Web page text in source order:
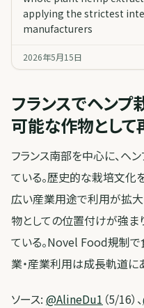
applying the strictest
manufacturers
2026年5月15日
フランスでヘン
可能な作物として
フランス南部を中心に、ヘ
ている。歴史的な栽培文化
広い産業用途で利用が拡
物としての位置付けが強ま
ている。Novel Food規制
業・産業利用は成長軌道に
ソース: @AlineDu1 （5/16）、